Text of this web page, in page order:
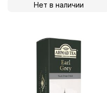
Нет в наличии